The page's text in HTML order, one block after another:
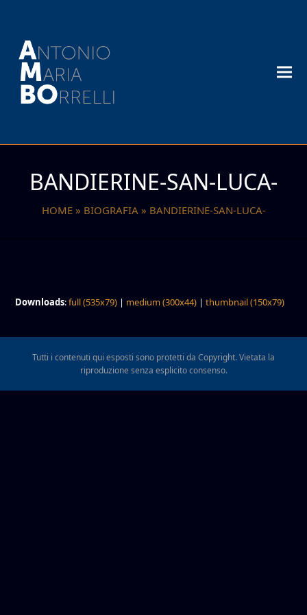
BANDIERINE-SAN-LUCA-
HOME» BIOGRAFIA» BANDIERINE-SAN-LUCA-
Downloads:full (535x79) | medium (300x44) |thumbnail (150x79)
Tutti i contenuti qui esposti sono protetti da Copyright. Vietata la
riproduzione senza esplicito consenso.